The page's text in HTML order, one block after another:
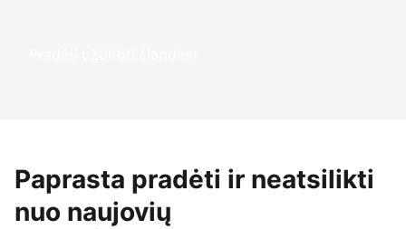
Pradėti uždirbti šiandien
Paprasta pradėti ir neatsilikti
nuo naujovių